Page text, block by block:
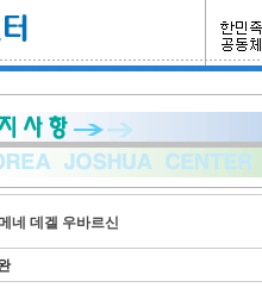
네 데겔 우바르신